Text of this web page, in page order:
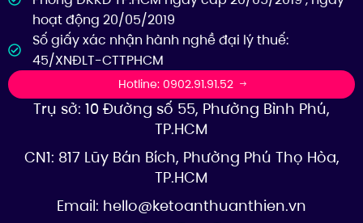
hoạt động 20/05/2019
Số giấy xác nhận hành nghề đại lý thuế:
45/XNĐLT-CTTPHCM
Hotline: 0902.91.91.52
Trụ sở: 10 Đường số 55, Phường Bình Phú,
TP.HCM
CN1: 817 Lũy Bán Bích, Phường Phú Thọ Hòa,
TP.HCM
Email: hello@ketoanthuanthien.vn